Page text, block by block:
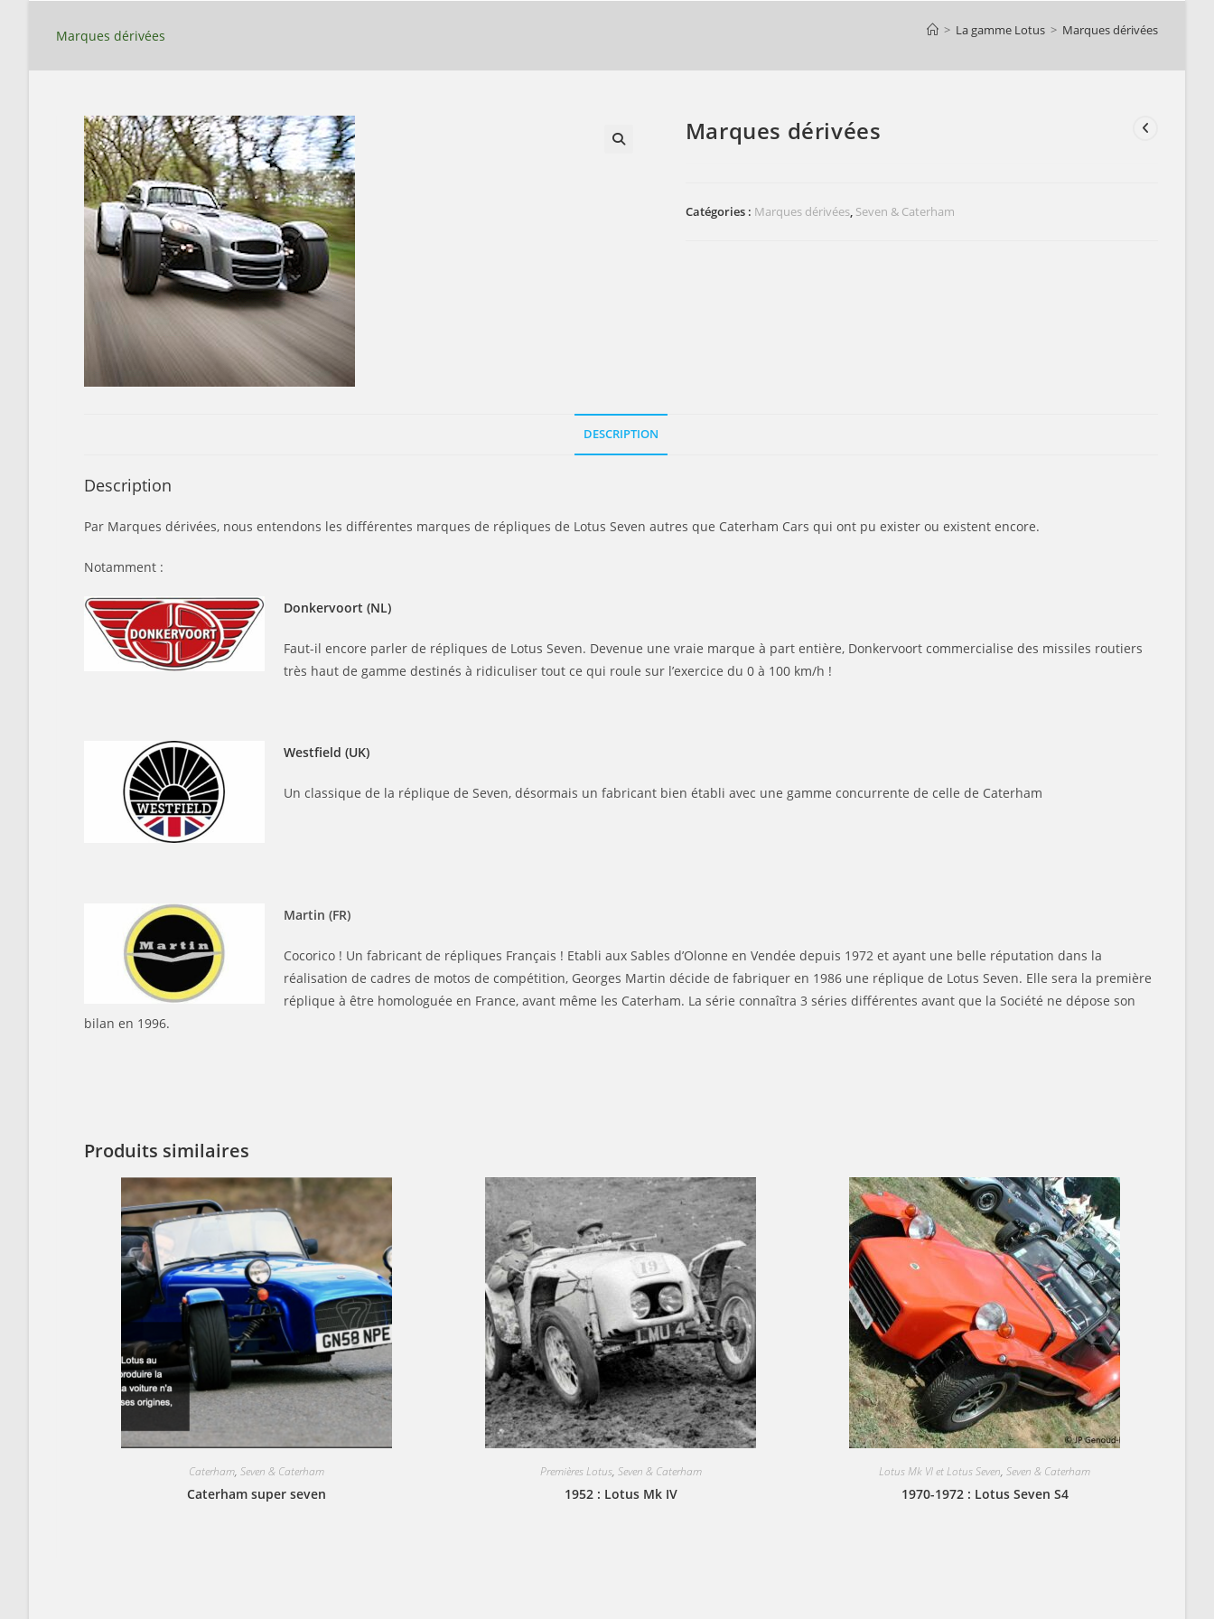
Marques dérivées > La gamme Lotus > Marques dérivées
Marques dérivées
Catégories : Marques dérivées, Seven & Caterham
DESCRIPTION
Description
Par Marques dérivées, nous entendons les différentes marques de répliques de Lotus Seven autres que Caterham Cars qui ont pu exister ou existent encore.
Notamment :
Donkervoort (NL)
Faut-il encore parler de répliques de Lotus Seven. Devenue une vraie marque à part entière, Donkervoort commercialise des missiles routiers
très haut de gamme destinés à ridiculiser tout ce qui roule sur l’exercice du 0 à 100 km/h !
Westfield (UK)
Un classique de la réplique de Seven, désormais un fabricant bien établi avec une gamme concurrente de celle de Caterham
Martin (FR)
Cocorico ! Un fabricant de répliques Français ! Etabli aux Sables d’Olonne en Vendée depuis 1972 et ayant une belle réputation dans la
réalisation de cadres de motos de compétition, Georges Martin décide de fabriquer en 1986 une réplique de Lotus Seven. Elle sera la première
réplique à être homologuée en France, avant même les Caterham. La série connaîtra 3 séries différentes avant que la Société ne dépose son
bilan en 1996.
Produits similaires
Caterham,Seven & Caterham
Caterham super seven
Premières Lotus, Seven & Caterham
1952 : Lotus Mk IV
Lotus Mk VI et Lotus Seven,Seven & Caterham
1970-1972 : Lotus Seven S4